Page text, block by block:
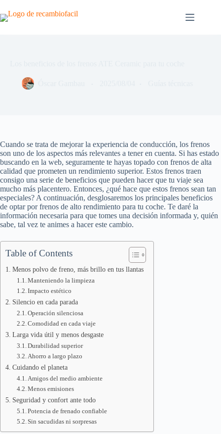
al
contenido
Cuando se trata de mejorar la experiencia de conducción, los frenos
son uno de los aspectos más relevantes a tener en cuenta. Si has estado
buscando en la web, seguramente te hayas topado con frenos de alta
calidad que prometen un rendimiento superior. Estos frenos traen
consigo una serie de beneficios que pueden hacer que tu viaje sea
mucho más placentero. Entonces, ¿qué hace que estos frenos sean tan
especiales? A continuación, desglosaremos los principales beneficios
de optar por frenos de alto rendimiento para tu coche. Te daré la
información necesaria para que tomes una decisión informada y, quién
sabe, tal vez te animes a hacer este cambio.
Table of Contents
Menos polvo de freno, más brillo en tus llantas
Manteniendo la limpieza
Impacto estético
Silencio en cada parada
Operación silenciosa
Comodidad en cada viaje
Larga vida útil y menos desgaste
Durabilidad superior
Ahorro a largo plazo
Cuidando el planeta
Amigos del medio ambiente
Menos emisiones
Seguridad y confort ante todo
Potencia de frenado confiable
Sin sacudidas ni sorpresas